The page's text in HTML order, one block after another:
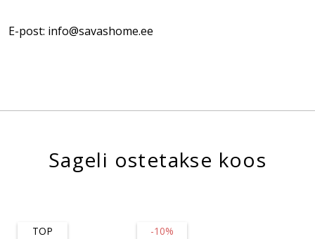
E-post: info@savashome.ee
Sageli ostetakse koos
-10%
TOP